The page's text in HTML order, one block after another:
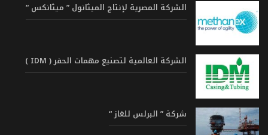
الشركة المصرية لإنتاج الميثانول ” ميثانكس “
الشركة العالمية لتصنيع مهمات الحفر ( IDM )
شركة ” البرلس للغاز “